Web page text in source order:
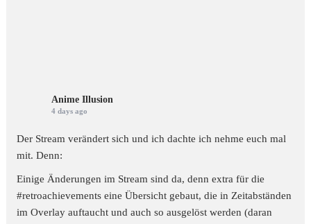
Anime Illusion
4 days ago
Der Stream verändert sich und ich dachte ich nehme euch mal
mit. Denn:
Einige Änderungen im Stream sind da, denn extra für die
#retroachievements eine Übersicht gebaut, die in Zeitabständen
im Overlay auftaucht und auch so ausgelöst werden (daran